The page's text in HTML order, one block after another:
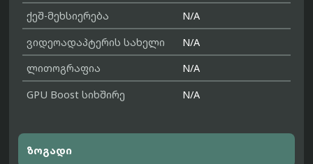
ქეშ-მეხსიერება
N/A
ვიდეოადაპტერის სახელი
N/A
ლითოგრაფია
N/A
GPU Boost სიხშირე
N/A
ზოგადი